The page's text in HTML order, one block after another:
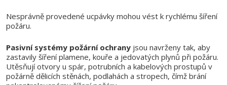
Nesprávně provedené ucpávky mohou vést k rychlému šíření
požáru.
Pasivní systémy požární ochrany jsou navrženy tak, aby
zastavily šíření plamene, kouře a jedovatých plynů při požáru.
Utěsňují otvory u spár, potrubních a kabelových prostupů v
požárně dělicích stěnách, podlahách a stropech, čímž brání